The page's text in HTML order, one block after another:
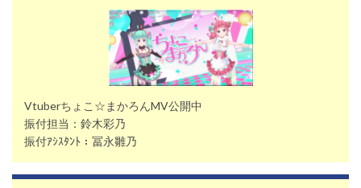
Vtuberちょこ☆まかろんMV公開中
振付担当：鈴木彩乃
振付ｱｼｽﾀﾝﾄ：冨永雛乃